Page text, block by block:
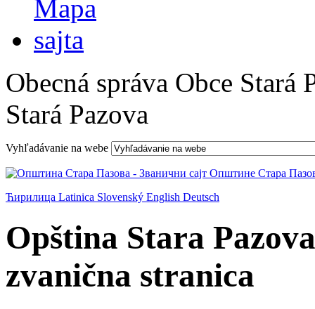
Obecná správa Obce Stará
Stará Pazova
Vyhľadávanie na webe
Ћирилица Latinica Slovenský English Deutsch
Opština Stara
zvanična stranica